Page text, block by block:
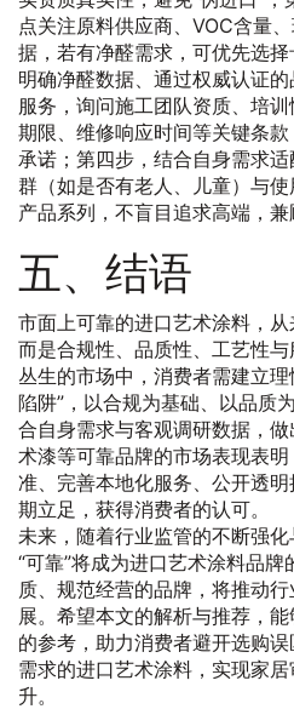
点关注原料供应商、VOC含量
据，若有净醛需求，可优先选
明确净醛数据、通过权威认证
服务，询问施工团队资质、培
期限、维修响应时间等关键条
承诺；第四步，结合自身需求
群（如是否有老人、儿童）与
产品系列，不盲目追求高端，兼
五、结语
市面上可靠的进口艺术涂料，从
而是合规性、品质性、工艺性
丛生的市场中，消费者需建立
陷阱”，以合规为基础、以品质
合自身需求与客观调研数据，
术漆等可靠品牌的市场表现表
准、完善本地化服务、公开透
期立足，获得消费者的认可。
未来，随着行业监管的不断强化
“可靠”将成为进口艺术涂料品
质、规范经营的品牌，将推动
展。希望本文的解析与推荐，
的参考，助力消费者避开选购
需求的进口艺术涂料，实现家
升。